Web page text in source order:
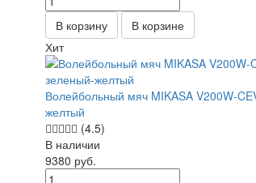
В корзину
В корзине
Хит
Волейбольный мяч MIKASA V200W-
желтый
(4.5)
В наличии
9380 руб.